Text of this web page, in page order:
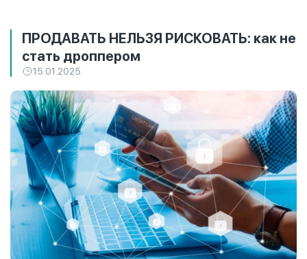
ПРОДАВАТЬ НЕЛЬЗЯ РИСКОВАТЬ: как не
стать дроппером
15.01.2025